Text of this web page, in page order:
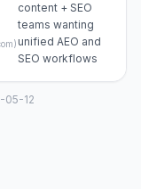
)
content + SEO
teams wanting
unified AEO and
SEO workflows
05-12